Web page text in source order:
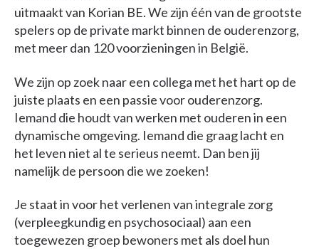
uitmaakt van Korian BE. We zijn één van de grootste
spelers op de private markt binnen de ouderenzorg,
met meer dan 120 voorzieningen in België.
We zijn op zoek naar een collega met het hart op de
juiste plaats en een passie voor ouderenzorg.
Iemand die houdt van werken met ouderen in een
dynamische omgeving. Iemand die graag lacht en
het leven niet al te serieus neemt. Dan ben jij
namelijk de persoon die we zoeken!
Je staat in voor het verlenen van integrale zorg
(verpleegkundig en psychosociaal) aan een
toegewezen groep bewoners met als doel hun